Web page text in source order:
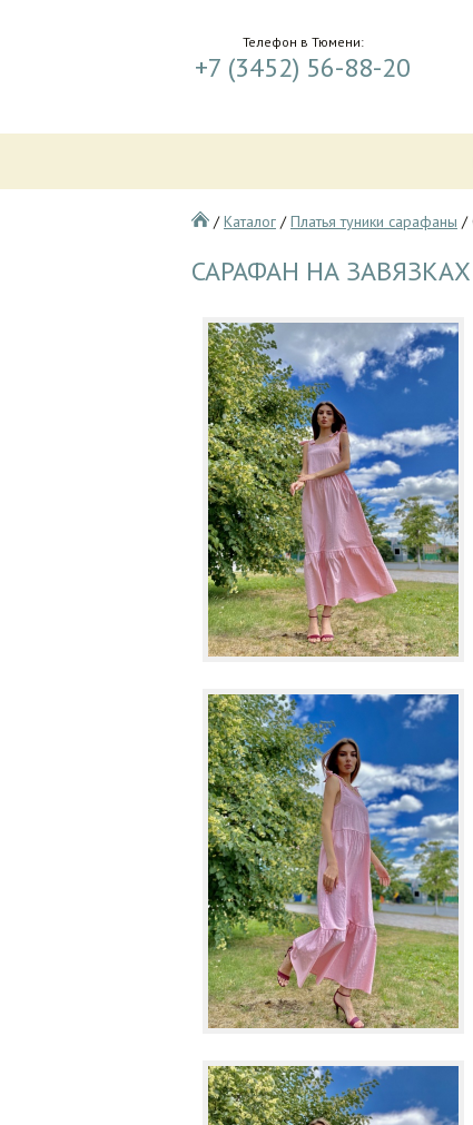
Телефон в Тюмени:
+7 (3452) 56-88-20
/Каталог /Платья туники сарафаны /
САРАФАН НА